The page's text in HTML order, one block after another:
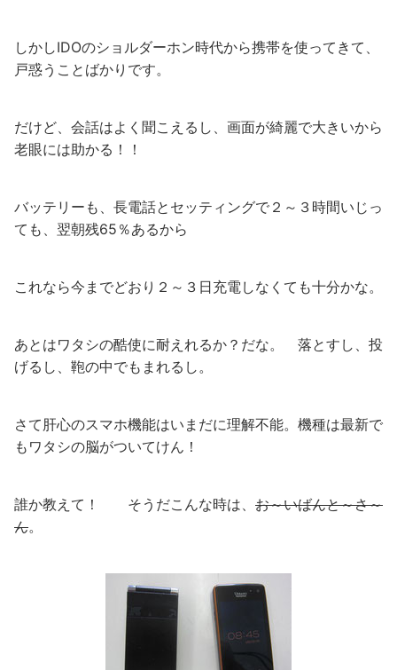
しかしIDOのショルダーホン時代から携帯を使ってきて、
戸惑うことばかりです。
だけど、会話はよく聞こえるし、画面が綺麗で大きいから
老眼には助かる！！
バッテリーも、長電話とセッティングで２～３時間いじっ
ても、翌朝残65％あるから
これなら今までどおり２～３日充電しなくても十分かな。
あとはワタシの酷使に耐えれるか？だな。 落とすし、投
げるし、鞄の中でもまれるし。
さて肝心のスマホ機能はいまだに理解不能。機種は最新で
もワタシの脳がついてけん！
誰か教えて！ そうだこんな時は、 お～いばんと～さ～
ん。